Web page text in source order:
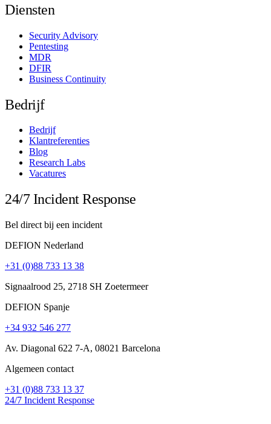
Diensten
Security Advisory
Pentesting
MDR
DFIR
Business Continuity
Bedrijf
Bedrijf
Klantreferenties
Blog
Research Labs
Vacatures
24/7 Incident Response
Bel direct bij een incident
DEFION Nederland
+31 (0)88 733 13 38
Signaalrood 25, 2718 SH Zoetermeer
DEFION Spanje
+34 932 546 277
Av. Diagonal 622 7-A, 08021 Barcelona
Algemeen contact
+31 (0)88 733 13 37
24/7 Incident Response